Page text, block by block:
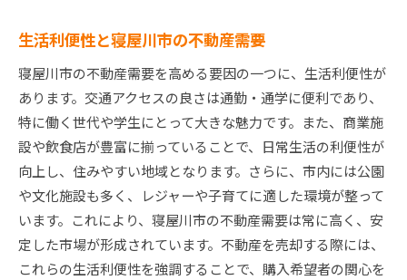
売却プロセスでの工夫とその成果
事例分析で見えてくる共通点
成功事例に基づく売却戦略の策定
事例から学ぶ交渉のテクニック
効果的な売却を支えたチームの役割
大阪府寝屋川市での不動産価値を引き出すためのプ
ロフェッショナルガイド
プロフェッショナルが教える市場の見方
不動産価値を高めるための具体策
生活利便性と寝屋川市の不動産需要
寝屋川市の不動産需要を高める要因の一つに、生活利便性が
あります。交通アクセスの良さは通勤・通学に便利であり、
特に働く世代や学生にとって大きな魅力です。また、商業施
設や飲食店が豊富に揃っていることで、日常生活の利便性が
向上し、住みやすい地域となります。さらに、市内には公園
や文化施設も多く、レジャーや子育てに適した環境が整って
います。これにより、寝屋川市の不動産需要は常に高く、安
定した市場が形成されています。不動産を売却する際には、
これらの生活利便性を強調することで、購入希望者の関心を